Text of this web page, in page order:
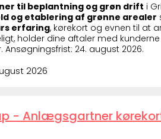
til beplantning og grøn drift i
og etablering af grønne arealer
erfaring, kørekort og evnen til at
holder dine aftaler med
24. august 2026.
2026
- Anlægsgartner